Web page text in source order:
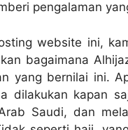
pengalaman
website ini,
bagaimana
yang bernilai ini.
dilakukan kapan
Saudi, dan